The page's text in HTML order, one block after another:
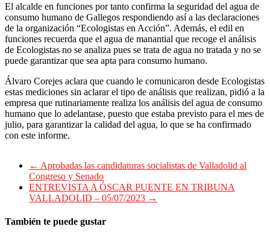
El alcalde en funciones por tanto confirma la seguridad del agua de
consumo humano de Gallegos respondiendo así a las declaraciones
de la organización “Ecologistas en Acción”. Además, el edil en
funciones recuerda que el agua de manantial que recoge el análisis
de Ecologistas no se analiza pues se trata de agua no tratada y no se
puede garantizar que sea apta para consumo humano.
Álvaro Corejes aclara que cuando le comunicaron desde Ecologistas
estas mediciones sin aclarar el tipo de análisis que realizan, pidió a la
empresa que rutinariamente realiza los análisis del agua de consumo
humano que lo adelantase, puesto que estaba previsto para el mes de
julio, para garantizar la calidad del agua, lo que se ha confirmado
con este informe.
← Aprobadas las candidaturas socialistas de Valladolid al
Congreso y Senado
ENTREVISTA A ÓSCAR PUENTE EN TRIBUNA
VALLADOLID – 05/07/2023 →
También te puede gustar